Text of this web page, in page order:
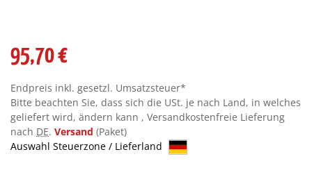
95,70 €
Endpreis inkl. gesetzl. Umsatzsteuer*
Bitte beachten Sie, dass sich die USt. je nach Land, in welches
geliefert wird, ändern kann , Versandkostenfreie Lieferung
nach DE. Versand (Paket)
Auswahl Steuerzone / Lieferland